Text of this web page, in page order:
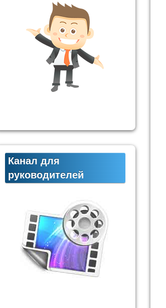
Канал для
руководителей